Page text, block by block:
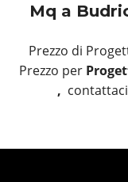
Mq a
Prezzo di
Prezzo per
,